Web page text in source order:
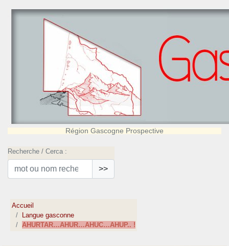
Région Gascogne Prospective
Recherche / Cerca :
>>
Accueil
Langue gasconne
AHURTAR…AHUR…AHUC…AHUP.. !